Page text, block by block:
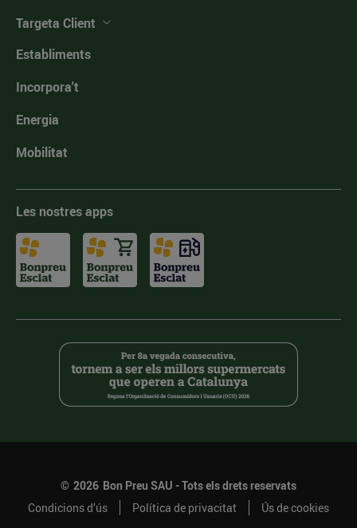
Targeta Client
Establiments
Incorpora't
Energia
Mobilitat
Les nostres apps
© 2026 Bon Preu SAU - Tots els drets reservats
Condicions d’ús
Política de privacitat Ús de cookies